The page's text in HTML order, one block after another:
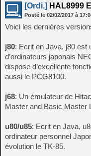
[Ordi.] HAL8999
Posté le 02/02/2017 à
Voici les dernières
j80: Ecrit en Java, j80 est
d’ordinateurs japonais
dispose d’excellente
aussi le PCG8100.
j68: Un émulateur de
Master and Basic Master
u80/u85: Ecrit en Java,
ordinateur personnel
évolution le TK-85.